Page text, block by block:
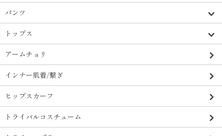
パンツ
トップス
アームチョリ
インナー肌着/繋ぎ
ヒップスカーフ
トライバルコスチューム